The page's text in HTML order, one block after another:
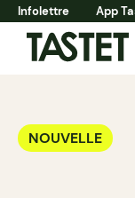
Infolettre App
NOUVELLE